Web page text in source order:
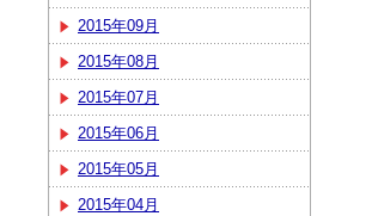
2015年09月
2015年08月
2015年07月
2015年06月
2015年05月
2015年04月